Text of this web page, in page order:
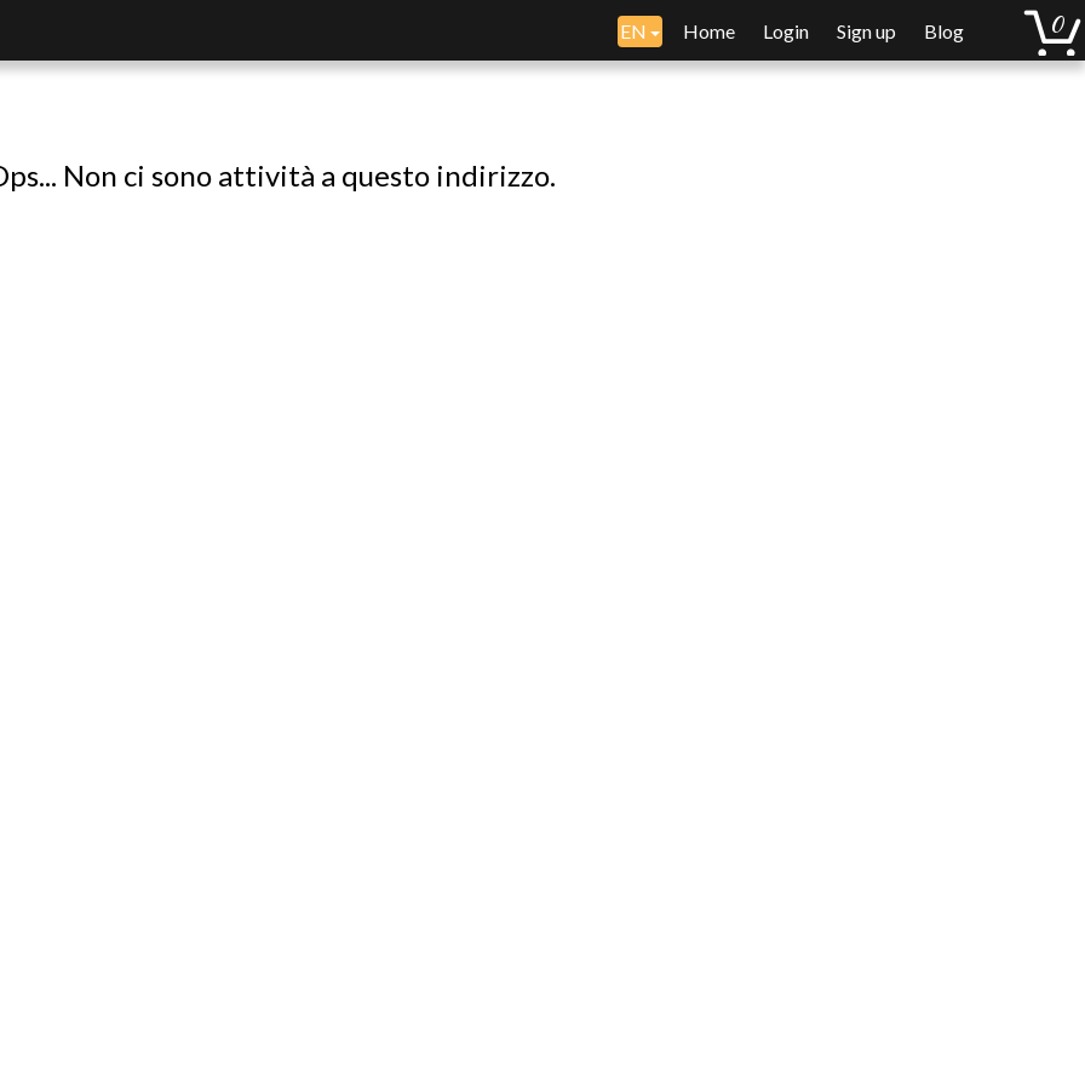
EN Home Login Sign up Blog
Non ci sono attività a questo indirizzo.